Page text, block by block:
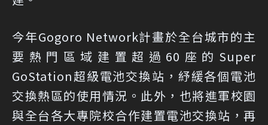
今年Gogoro Network計畫於全台城市的主
要熱門區域建置超過60座的Super
GoStation超級電池交換站，紓緩各個電池
交換熱區的使用情況。此外，也將進軍校園
與全台各大專院校合作建置電池交換站，再